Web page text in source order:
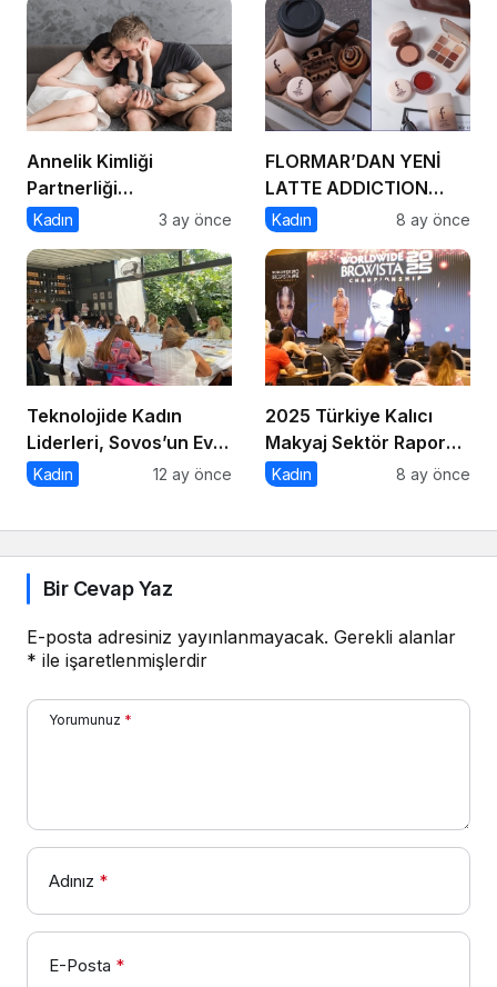
Tırnaklarında!
Annelik Kimliği
Partnerliği
Gölgelemesin
Kadın 3 ay önce
FLORMAR’DAN YENİ
LATTE ADDICTION
KOLEKSİYONU:
tonlarıyla makyaj
rutinine doğal bir
sıcaklık kat!
Kadın 8 ay önce
Teknolojide Kadın
Liderleri, Sovos’un Ev
Sahipliğinde Bir Araya
Kadın 12 ay önce
2025 Türkiye Kalıcı
Makyaj Sektör Raporu
Açıklandı
Kadın 8 ay önce
Bir Cevap Yaz
E-posta adresiniz yayınlanmayacak. Gerekli alanlar
* ile işaretlenmişlerdir
Yorumunuz *
Adınız *
E-Posta *